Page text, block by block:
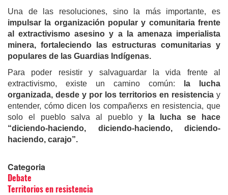
Una de las resoluciones, sino la másimportante, es
impulsar la organización popular y comunitaria frente
al extractivismo asesino y a la amenaza imperialista
minera, fortaleciendo las estructuras comunitarias y
populares de las Guardias Indígenas.
Para poder resistir y salvaguardar la vida frente al
extractivismo, existe un camino común:
la lucha
organizada, desde y por los territorios en resistencia y
entender, cómo dicen los compañerxs en resistencia, que
solo el pueblo salva al pueblo yla lucha se hace
“diciendo-haciendo, diciendo-haciendo, diciendo-
haciendo, carajo”.
Categoria
Debate
Territorios en resistencia